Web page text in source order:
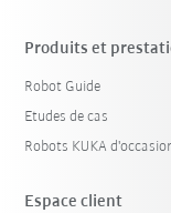
Produits et
Robot Guide
Etudes de cas
Robots KUKA
Espace client